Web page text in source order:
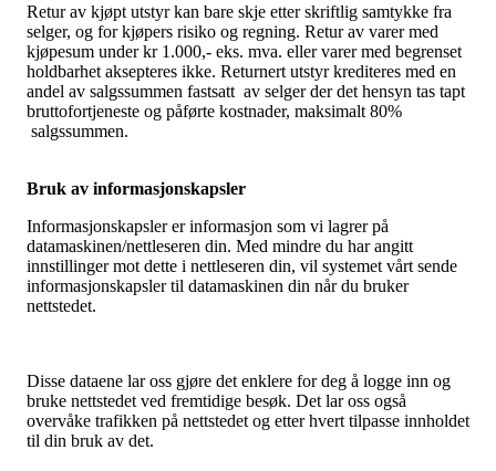
Retur av kjøpt utstyr kan bare skje etter skriftlig samtykke fra
selger, og for kjøpers risiko og regning. Retur av varer med
kjøpesum under kr 1.000,- eks. mva. eller varer med begrenset
holdbarhet aksepteres ikke. Returnert utstyr krediteres med en
andel av salgssummen fastsatt av selger der det hensyn tas tapt
bruttofortjeneste og påførte kostnader, maksimalt 80%
salgssummen.
Bruk av informasjonskapsler
Informasjonskapsler er informasjon som vi lagrer på
datamaskinen/nettleseren din. Med mindre du har angitt
innstillinger mot dette i nettleseren din, vil systemet vårt sende
informasjonskapsler til datamaskinen din når du bruker
nettstedet.
Disse dataene lar oss gjøre det enklere for deg å logge inn og
bruke nettstedet ved fremtidige besøk. Det lar oss også
overvåke trafikken på nettstedet og etter hvert tilpasse innholdet
til din bruk av det.